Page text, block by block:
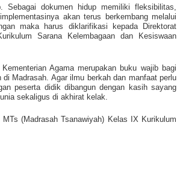
Sebagai dokumen hidup memiliki fleksibilitas,
akan terus berkembang melalui
maka harus diklarifikasi kepada Direktorat
Sarana Kelembagaan dan Kesiswaan
Agama merupakan buku wajib bagi
Madrasah. Agar ilmu berkah dan manfaat perlu
peserta didik dibangun dengan kasih sayang
sekaligus di akhirat kelak.
(Madrasah Tsanawiyah) Kelas IX Kurikulum